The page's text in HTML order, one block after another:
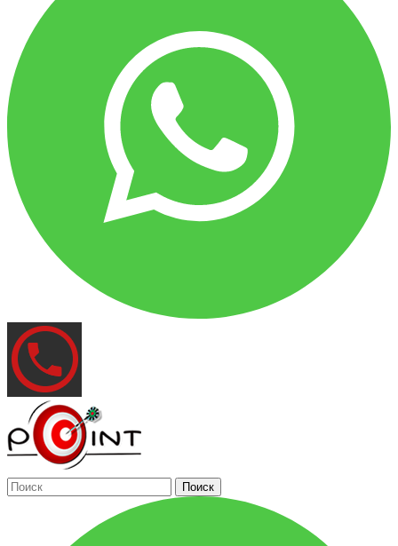
Поиск